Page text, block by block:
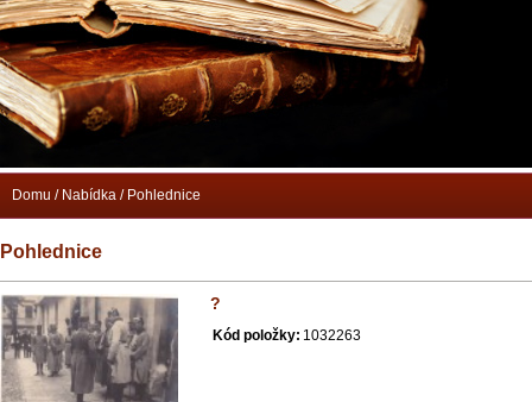
Pohlednice
?
Kód položky: 1032263
Domu / Nabídka / Pohlednice